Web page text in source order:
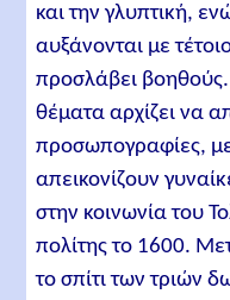
και την γλυπτική,
αυξάνονται με
προσλάβει
θέματα αρχίζει να
προσωπογραφίες,
απεικονίζουν
στην κοινωνία του
πολίτης το 1600.
το σπίτι των τριών